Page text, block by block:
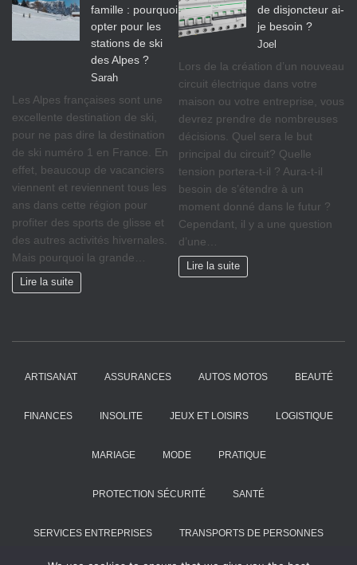
famille : pourquoi
opter pour les
stations de ski
des Alpes ?
Sarah
Les Alpes françaises sont une
excellente destination de ski,
pour ne pas dire la destination
de ski numéro 1 en France. En
effet, beaucoup de vacanciers
viennent et reviennent tous les
ans dans cette région pour
profiter des sports de glisse et
des autres activités hivernales.
Mais pourquoi la grande…
Lire la suite
de disjoncteur ai-
je besoin ?
Joel
Lors de la création d’un nouveau
circuit électrique dans votre
maison ou votre entreprise, vous
devrez prendre de nombreuses
décisions. Quel sera le but
principal du circuit? Quelle
tension portera-t-il ? Aura-t-il
besoin de s’étendre à un
moment donné dans le futur ?
Cependant, il y a une question
d’une…
Lire la suite
ARTISANAT ASSURANCES AUTOS MOTOS BEAUTÉ
FINANCES INSOLITE JEUX ET LOISIRS LOGISTIQUE
MARIAGE MODE PRATIQUE
PROTECTION SÉCURITÉ SANTÉ
SERVICES ENTREPRISES TRANSPORTS DE PERSONNES